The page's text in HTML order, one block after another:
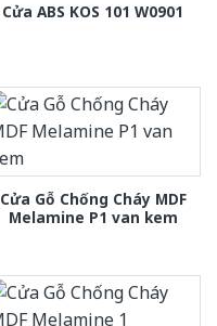
Cửa ABS KOS 101 W0901
Cửa Gỗ Chống Cháy MDF
Melamine P1 van kem